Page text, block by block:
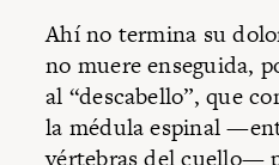
Ahí no termina su
no muere enseguida,
al “descabello”, que
la médula espinal